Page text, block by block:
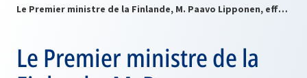
Le Premier ministre de la Finlande, M. Paavo Lipponen, effectue une visite au siège de l’OTAN.
Le Premier ministre de la